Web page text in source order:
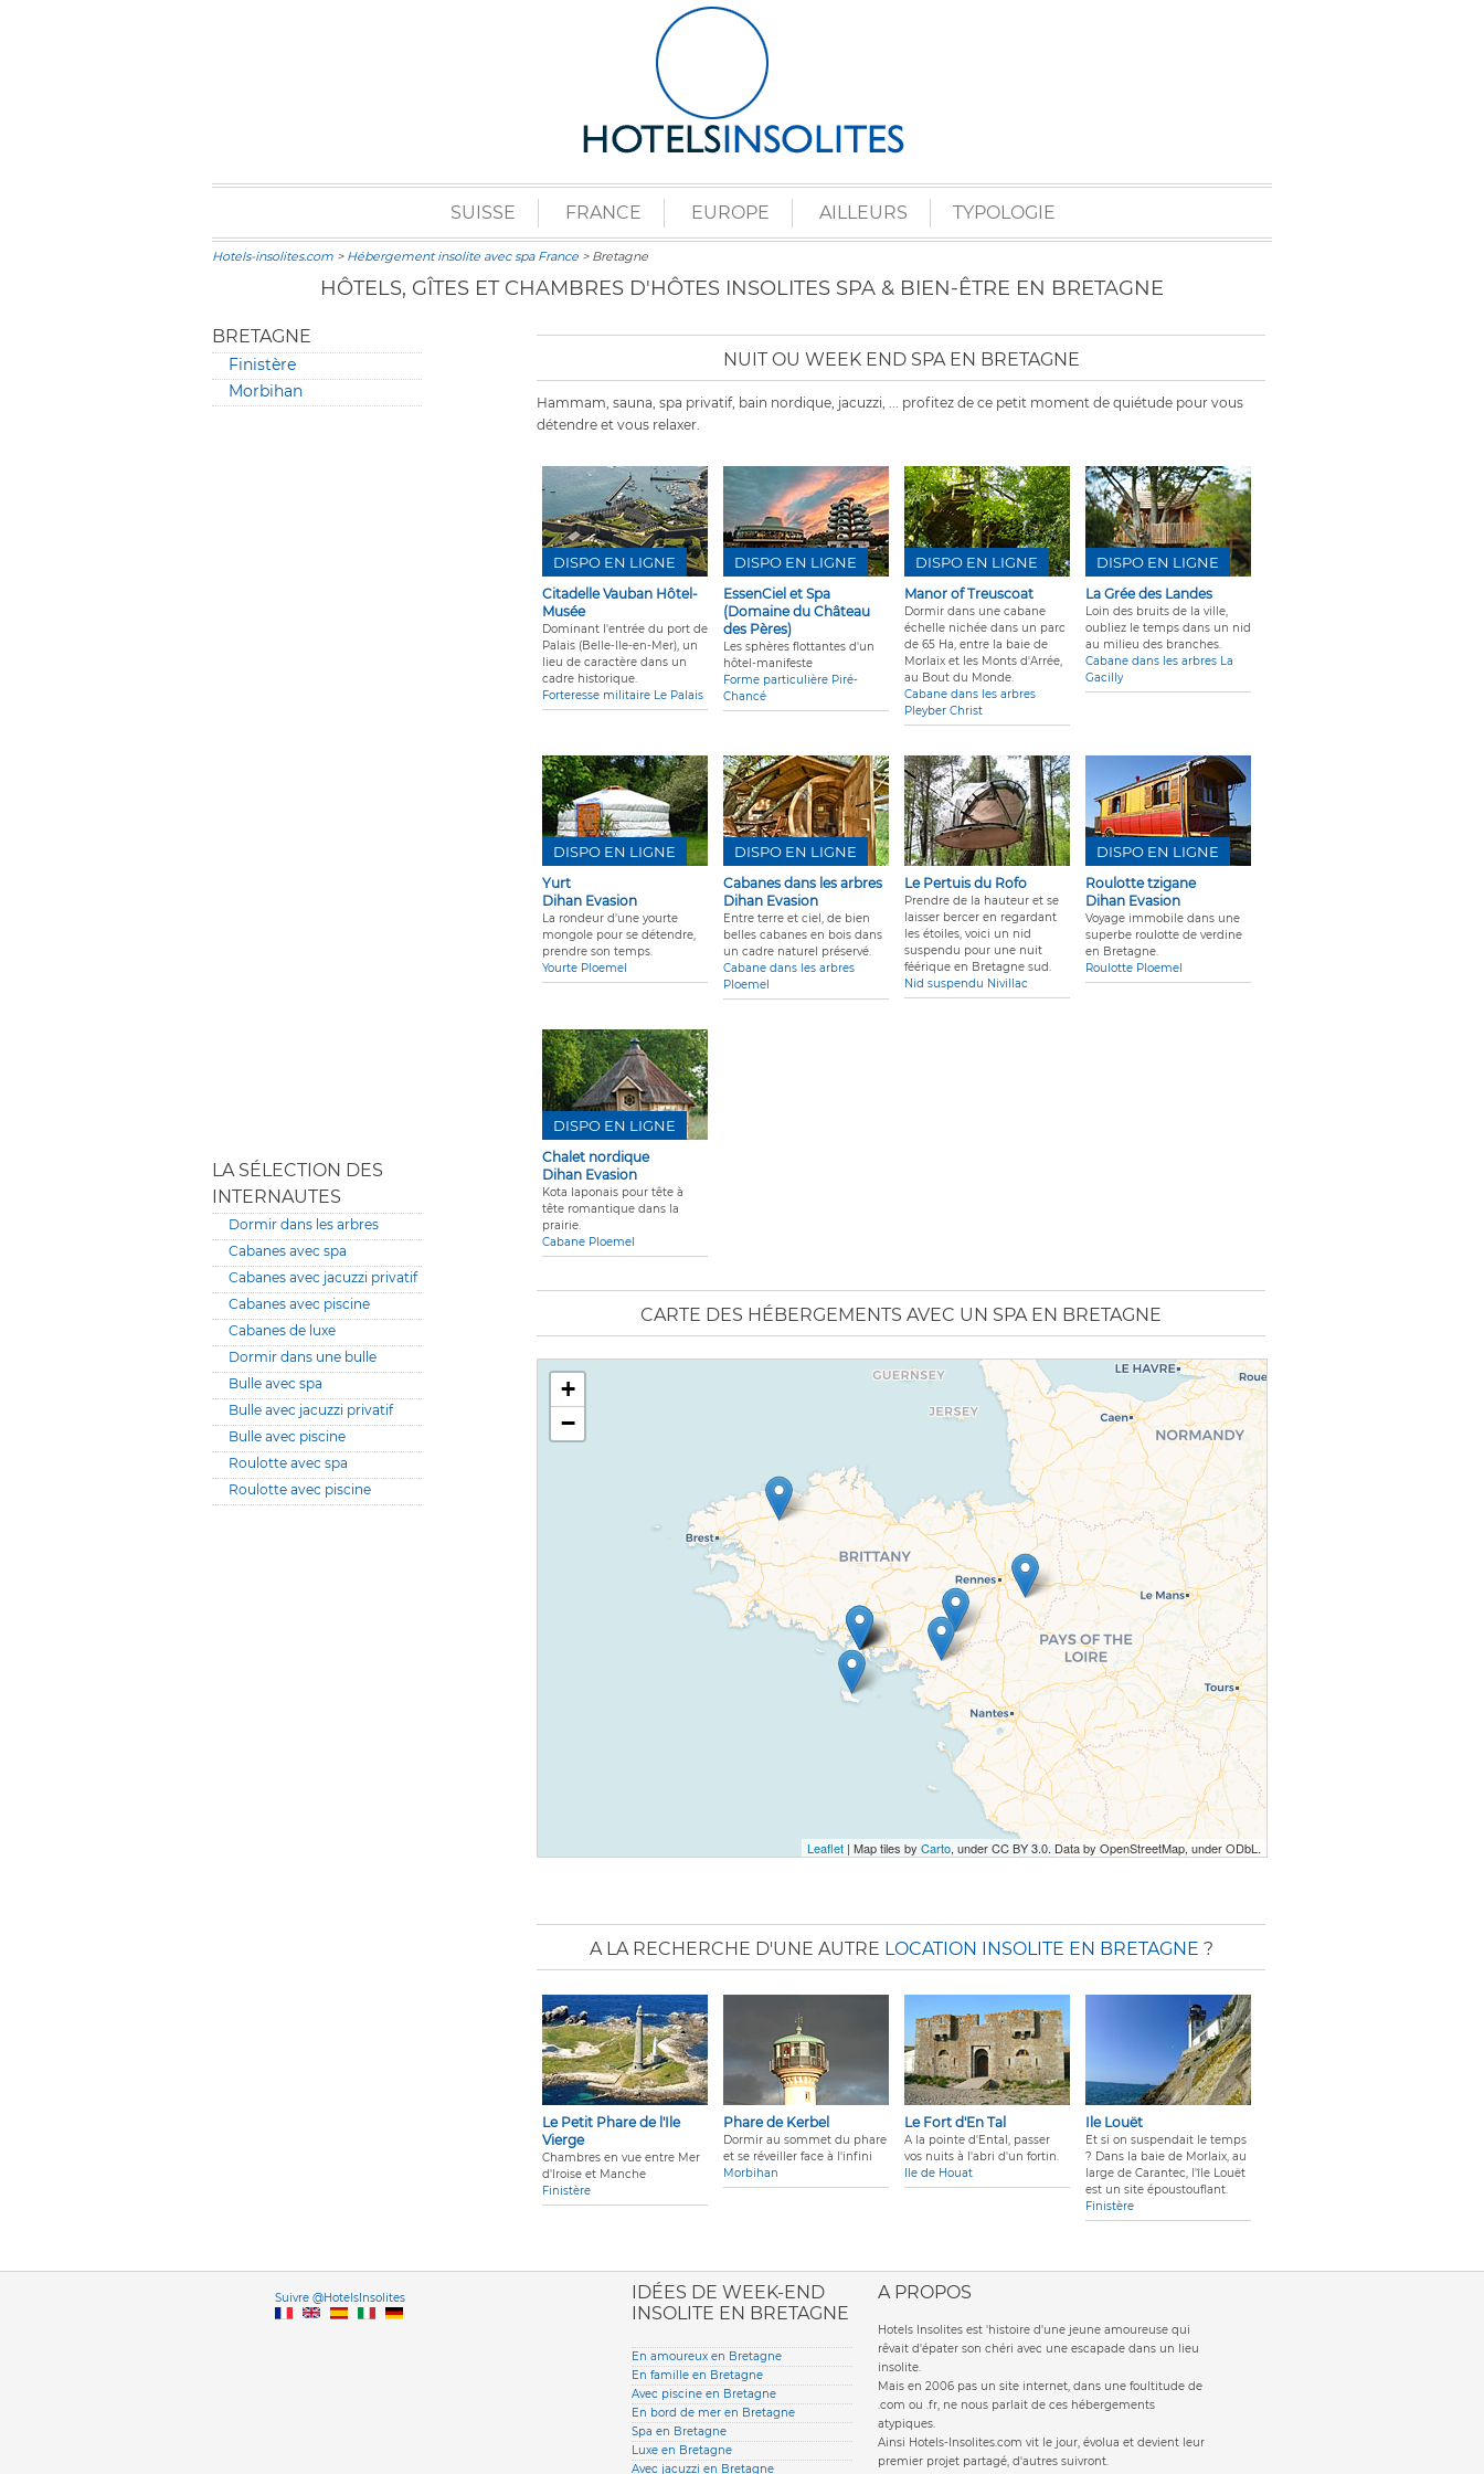
SUISSE FRANCE EUROPE AILLEURS TYPOLOGIE
Hotels-insolites.com > Hébergement insolite avec spa France > Bretagne
HÔTELS, GÎTES ET CHAMBRES D'HÔTES INSOLITES SPA & BIEN-ÊTRE EN BRETAGNE
BRETAGNE
Finistère
Morbihan
LA SÉLECTION DES
INTERNAUTES
Dormir dans les arbres
Cabanes avec spa
Cabanes avec jacuzzi privatif
Cabanes avec piscine
Cabanes de luxe
Dormir dans une bulle
Bulle avec spa
Bulle avec jacuzzi privatif
Bulle avec piscine
Roulotte avec spa
Roulotte avec piscine
NUIT OU WEEK END SPA EN BRETAGNE
Hammam, sauna, spa privatif, bain nordique, jacuzzi, ... profitez de ce petit moment de quiétude pour vous
détendre et vous relaxer.
Citadelle Vauban Hôtel-
Musée
Dominant l'entrée du port de
Palais (Belle-Ile-en-Mer), un
lieu de caractère dans un
cadre historique.
Forteresse militaire Le Palais
DISPO EN LIGNE
EssenCiel et Spa
(Domaine du Château
des Pères)
Les sphères flottantes d'un
hôtel-manifeste
Forme particulière Piré-
Chancé
DISPO EN LIGNE
Manor of Treuscoat
Dormir dans une cabane
échelle nichée dans un parc
de 65 Ha, entre la baie de
Morlaix et les Monts d'Arrée,
au Bout du Monde.
Cabane dans les arbres
Pleyber Christ
DISPO EN LIGNE
La Grée des Landes
Loin des bruits de la ville,
oubliez le temps dans un nid
au milieu des branches.
Cabane dans les arbres La
Gacilly
DISPO EN LIGNE
Yurt
Dihan Evasion
La rondeur d'une yourte
mongole pour se détendre,
prendre son temps.
Yourte Ploemel
DISPO EN LIGNE
Cabanes dans les arbres
Dihan Evasion
Entre terre et ciel, de bien
belles cabanes en bois dans
un cadre naturel préservé.
Cabane dans les arbres
Ploemel
DISPO EN LIGNE
Le Pertuis du Rofo
Prendre de la hauteur et se
laisser bercer en regardant
les étoiles, voici un nid
suspendu pour une nuit
féérique en Bretagne sud.
Nid suspendu Nivillac
Roulotte tzigane
Dihan Evasion
Voyage immobile dans une
superbe roulotte de verdine
en Bretagne.
Roulotte Ploemel
DISPO EN LIGNE
Chalet nordique
Dihan Evasion
Kota laponais pour tête à
tête romantique dans la
prairie.
Cabane Ploemel
DISPO EN LIGNE
CARTE DES HÉBERGEMENTS AVEC UN SPA EN BRETAGNE
+
−
Leaflet | Map tiles by Carto, under CC BY 3.0. Data by OpenStreetMap, under ODbL.
A LA RECHERCHE D'UNE AUTRE LOCATION INSOLITE EN BRETAGNE ?
Le Petit Phare de l'Ile
Vierge
Chambres en vue entre Mer
d'Iroise et Manche
Finistère
Phare de Kerbel
Dormir au sommet du phare
et se réveiller face à l'infini
Morbihan
Le Fort d'En Tal
A la pointe d'Ental, passer
vos nuits à l'abri d'un fortin.
Ile de Houat
Ile Louët
Et si on suspendait le temps
? Dans la baie de Morlaix, au
large de Carantec, l'île Louët
est un site époustouflant.
Finistère
Suivre @HotelsInsolitesVersione italiana
IDÉES DE WEEK-END
INSOLITE EN BRETAGNE
En amoureux en Bretagne
En famille en Bretagne
Avec piscine en Bretagne
En bord de mer en Bretagne
Spa en Bretagne
Luxe en Bretagne
Avec jacuzzi en Bretagne
A PROPOS
Hotels Insolites est 'histoire d'une jeune amoureuse qui
rêvait d'épater son chéri avec une escapade dans un lieu
insolite.
Mais en 2006 pas un site internet, dans une foultitude de
.com ou .fr, ne nous parlait de ces hébergements
atypiques.
Ainsi Hotels-Insolites.com vit le jour, évolua et devient leur
premier projet partagé, d'autres suivront.